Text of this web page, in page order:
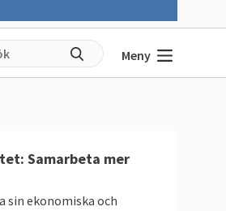
Meny
Samarbeta mer
sin ekonomiska och